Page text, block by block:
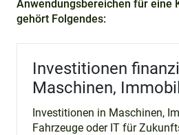
Anwendungsbereichen für eine
gehört Folgendes:
Investitionen
Maschinen,
Investitionen in Maschinen,
Fahrzeuge oder IT für